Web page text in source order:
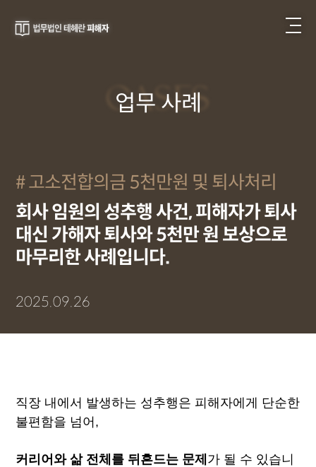
CASES
업무 사례
고소전합의금 5천만원 및 퇴사처리
회사 임원의 성추행 사건, 피해자가 퇴사
대신 가해자 퇴사와 5천만 원 보상으로
마무리한 사례입니다.
2025.09.26
직장 내에서 발생하는 성추행은 피해자에게 단순한
불편함을 넘어,
커리어와 삶 전체를 뒤흔드는 문제 가 될 수 있습니